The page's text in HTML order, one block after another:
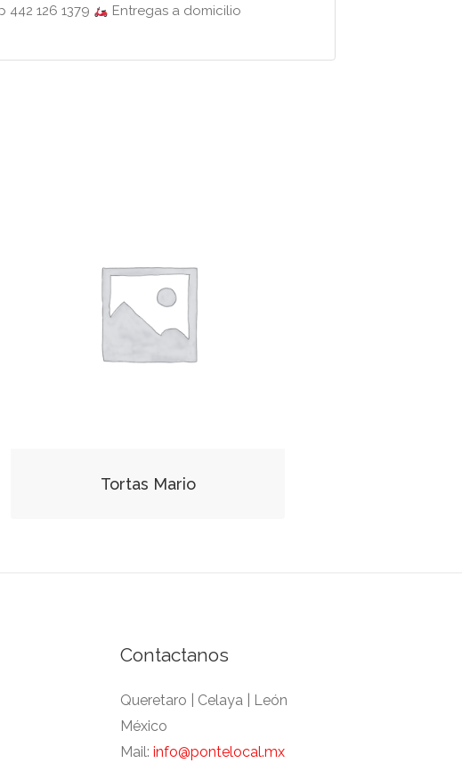
126 1379 Entregas a domicilio
Tortas Mario
Contactanos
Queretaro | Celaya | León
México
Mail: info@pontelocal.mx